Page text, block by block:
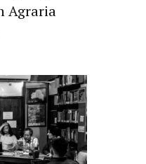
Agraria